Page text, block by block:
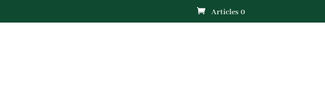
Articles 0